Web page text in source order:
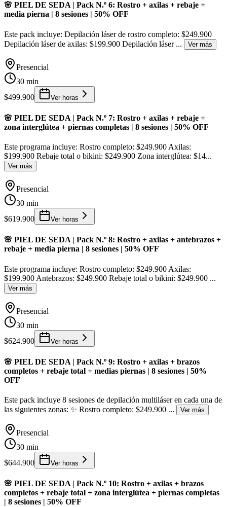
🌸 PIEL DE SEDA | Pack N.º 6: Rostro + axilas + rebaje +
media pierna | 8 sesiones | 50% OFF
Este pack incluye: Depilación láser de rostro completo: $249.900
Depilación láser de axilas: $199.900 Depilación láser ... Ver más
Presencial
30 min
$499.900
Ver horas
🌸 PIEL DE SEDA | Pack N.º 7: Rostro + axilas + rebaje +
zona interglútea + piernas completas | 8 sesiones | 50% OFF
Este programa incluye: Rostro completo: $249.900 Axilas:
$199.900 Rebaje total o bikini: $249.900 Zona interglútea: $14...
Ver más
Presencial
30 min
$619.900
Ver horas
🌸 PIEL DE SEDA | Pack N.º 8: Rostro + axilas + antebrazos +
rebaje + media pierna | 8 sesiones | 50% OFF
Este programa incluye: Rostro completo: $249.900 Axilas:
$199.900 Antebrazos: $249.900 Rebaje total o bikini: $249.900 ...
Ver más
Presencial
30 min
$624.900
Ver horas
🌸 PIEL DE SEDA | Pack N.º 9: Rostro + axilas + brazos
completos + rebaje total + medias piernas | 8 sesiones | 50%
OFF
Este pack incluye 8 sesiones de depilación multiláser en cada una de
las siguientes zonas: ✨ Rostro completo: $249.900 ... Ver más
Presencial
30 min
$644.900
Ver horas
🌸 PIEL DE SEDA | Pack N.º 10: Rostro + axilas + brazos
completos + rebaje total + zona interglútea + piernas completas
| 8 sesiones | 50% OFF